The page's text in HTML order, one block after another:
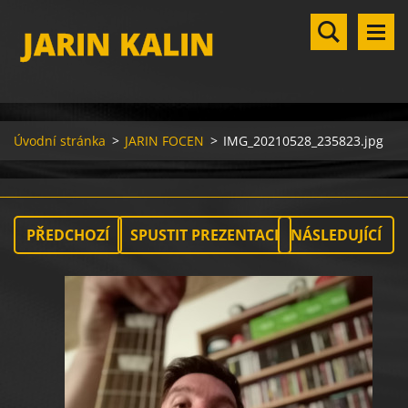
JARIN KALIN
Úvodní stránka > JARIN FOCEN > IMG_20210528_235823.jpg
PŘEDCHOZÍ SPUSTIT PREZENTACI NÁSLEDUJÍCÍ